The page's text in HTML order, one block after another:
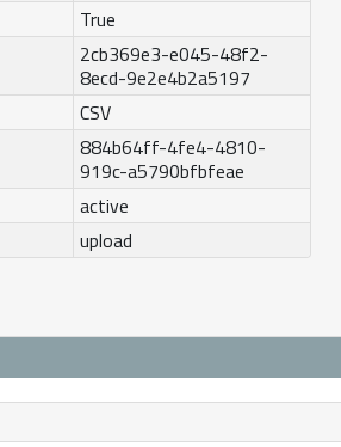
True
2cb369e3-e045-48f2-
8ecd-9e2e4b2a5197
CSV
884b64ff-4fe4-4810-
919c-a5790bfbfeae
active
upload